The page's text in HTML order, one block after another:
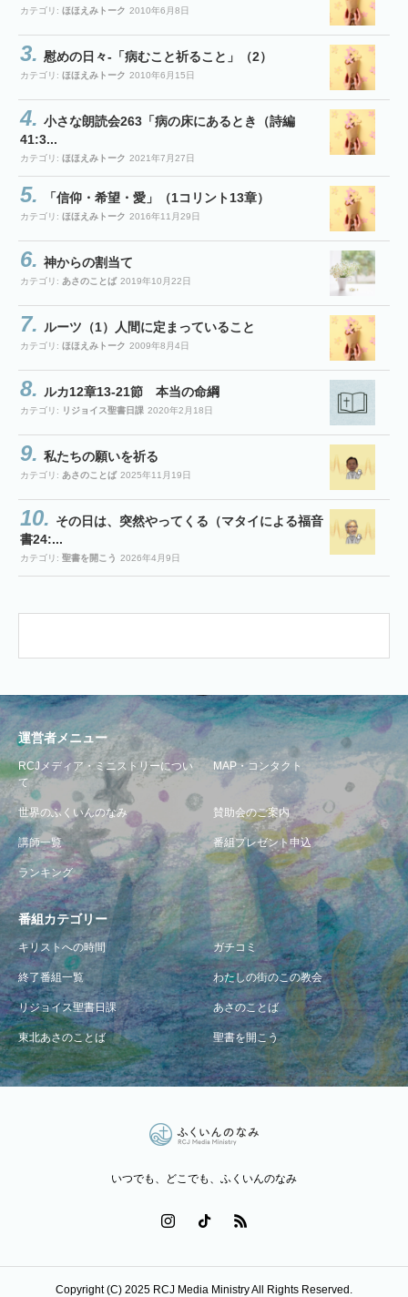
カテゴリ: ほほえみトーク 2010年6月8日
慰めの日々-「病むこと祈ること」（2）
カテゴリ: ほほえみトーク 2010年6月15日
小さな朗読会263「病の床にあるとき（詩編
41:3...
カテゴリ: ほほえみトーク 2021年7月27日
「信仰・希望・愛」（1コリント13章）
カテゴリ: ほほえみトーク 2016年11月29日
神からの割当て
カテゴリ: あさのことば 2019年10月22日
ルーツ（1）人間に定まっていること
カテゴリ: ほほえみトーク 2009年8月4日
ルカ12章13-21節 本当の命綱
カテゴリ: リジョイス聖書日課 2020年2月18日
私たちの願いを祈る
カテゴリ: あさのことば 2025年11月19日
その日は、突然やってくる（マタイによる福音
書24:...
カテゴリ: 聖書を開こう 2026年4月9日
運営者メニュー
RCJメディア・ミニストリーについ
て
MAP・コンタクト
世界のふくいんのなみ 賛助会のご案内
講師一覧 番組プレゼント申込
ランキング
番組カテゴリー
キリストへの時間 ガチコミ
終了番組一覧 わたしの街のこの教会
リジョイス聖書日課 あさのことば
東北あさのことば 聖書を開こう
いつでも、どこでも、ふくいんのなみ
Copyright (C) 2025 RCJ Media Ministry All Rights Reserved.